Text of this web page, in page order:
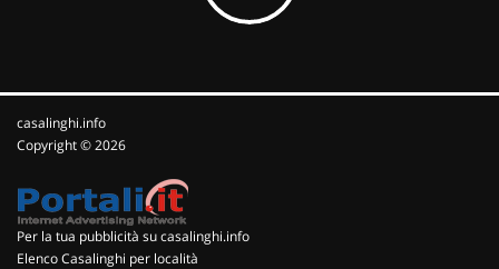
casalinghi.info
Copyright © 2026
Per la tua pubblicità su casalinghi.info
Elenco Casalinghi per località